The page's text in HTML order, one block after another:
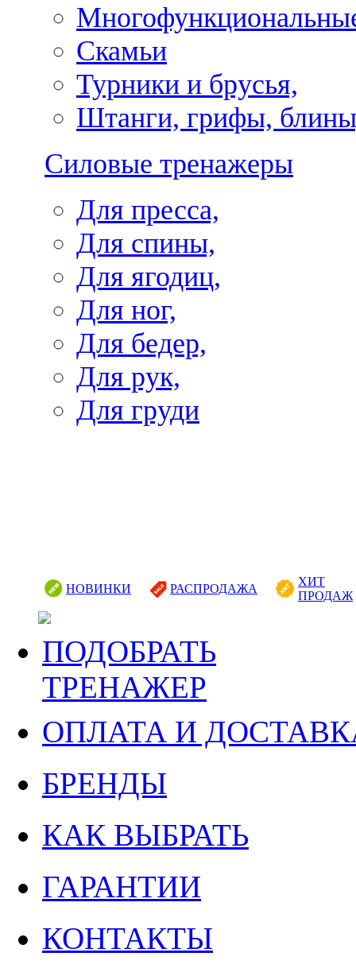
Скамьи
Турники и брусья,
Штанги, грифы,
Силовые тренажеры
Для пресса,
Для спины,
Для ягодиц,
Для ног,
Для бедер,
Для рук,
Для груди
НОВИНКИ РАСПРОДАЖА
ХИТ
ПРОДАЖ
ПОДОБРАТЬ
ТРЕНАЖЕР
ОПЛАТА И
БРЕНДЫ
КАК ВЫБРАТЬ
ГАРАНТИИ
КОНТАКТЫ